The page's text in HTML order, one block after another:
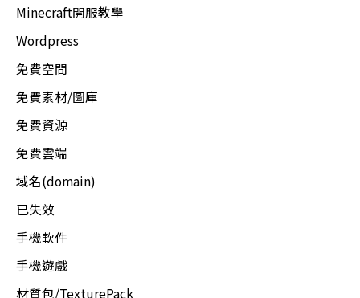
Minecraft開服教學
Wordpress
免費空間
免費素材/圖庫
免費資源
免費雲端
域名(domain)
已失效
手機軟件
手機遊戲
材質包/TexturePack